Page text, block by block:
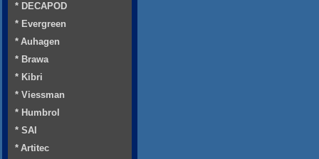
* DECAPOD
* Evergreen
* Auhagen
* Brawa
* Kibri
* Viessman
* Humbrol
* SAI
* Artitec